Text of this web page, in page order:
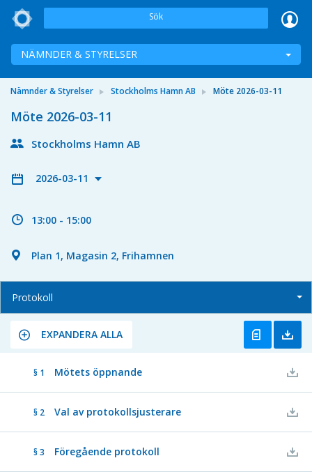
Sök
NÄMNDER & STYRELSER
Nämnder & Styrelser Stockholms Hamn AB Möte 2026-03-11
Möte 2026-03-11
Stockholms Hamn AB
2026-03-11
13:00 - 15:00
Plan 1, Magasin 2, Frihamnen
Protokoll
EXPANDERA ALLA
§ 1 Mötets öppnande
§ 2 Val av protokollsjusterare
§ 3 Föregående protokoll